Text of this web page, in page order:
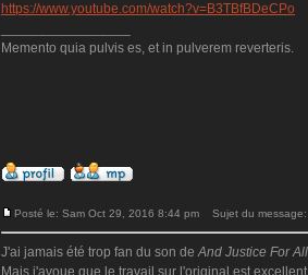
https://www.youtube.com/watch?v=B3TBfBDeCPo
Memento quia pulvis es, et in pulverem reverteris.
Posté le: Sam Oct 29, 2016 8:44 pm Sujet du message:
J'ai jamais été trop fan du son deAnd Justice For
Mais j'avoue que le travail sur l'original est